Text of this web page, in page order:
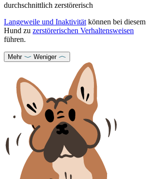
durchschnittlich zerstörerisch
Langeweile und Inaktivität können bei diesem
Hund zu zerstörerischen Verhaltensweisen
führen.
Mehr Weniger